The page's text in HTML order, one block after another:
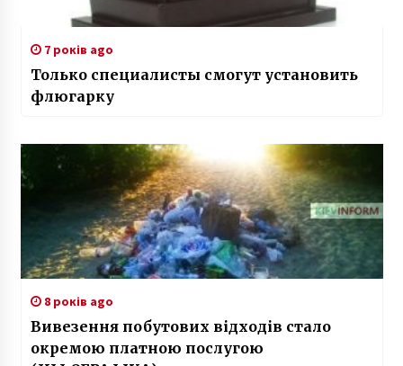
7 років ago
Только специалисты смогут установить
флюгарку
8 років ago
Вивезення побутових відходів стало
окремою платною послугою